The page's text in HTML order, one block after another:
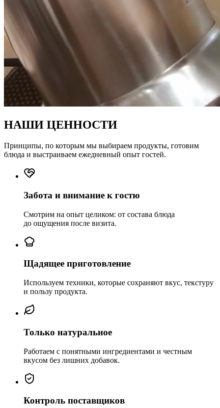
НАШИ ЦЕННОСТИ
Принципы, по которым мы выбираем продукты, готовим
блюда и выстраиваем ежедневный опыт гостей.
Забота и внимание к гостю
Смотрим на опыт целиком: от состава блюда
до ощущения после визита.
Щадящее приготовление
Используем техники, которые сохраняют вкус, текстуру
и пользу продукта.
Только натуральное
Работаем с понятными ингредиентами и честным
вкусом без лишних добавок.
Контроль поставщиков